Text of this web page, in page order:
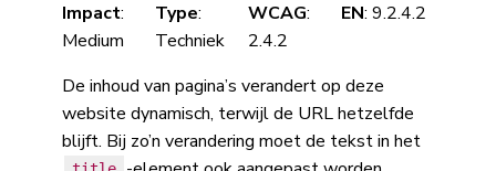
Impact:
Medium
Type:
Techniek
WCAG:
2.4.2
EN: 9.2.4.2
De inhoud van pagina’s verandert op deze
website dynamisch, terwijl de URL hetzelfde
blijft. Bij zo’n verandering moet de tekst in het